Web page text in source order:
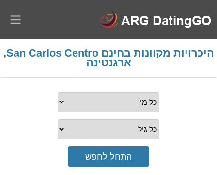
היכרויות מקוונות בחינם San Carlos Centro,
ארגנטינה